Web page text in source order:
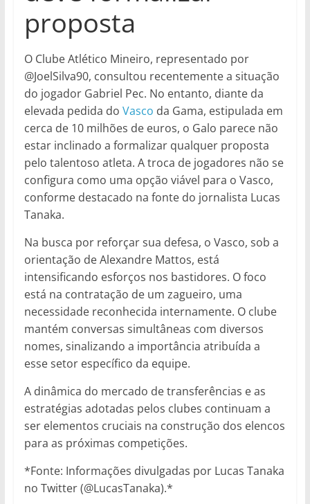
proposta
O Clube Atlético Mineiro, representado por
@JoelSilva90, consultou recentemente a situação
do jogador Gabriel Pec. No entanto, diante da
elevada pedida do Vasco da Gama, estipulada em
cerca de 10 milhões de euros, o Galo parece não
estar inclinado a formalizar qualquer proposta
pelo talentoso atleta. A troca de jogadores não se
configura como uma opção viável para o Vasco,
conforme destacado na fonte do jornalista Lucas
Tanaka.
Na busca por reforçar sua defesa, o Vasco, sob a
orientação de Alexandre Mattos, está
intensificando esforços nos bastidores. O foco
está na contratação de um zagueiro, uma
necessidade reconhecida internamente. O clube
mantém conversas simultâneas com diversos
nomes, sinalizando a importância atribuída a
esse setor específico da equipe.
A dinâmica do mercado de transferências e as
estratégias adotadas pelos clubes continuam a
ser elementos cruciais na construção dos elencos
para as próximas competições.
*Fonte: Informações divulgadas por Lucas Tanaka
no Twitter (@LucasTanaka).*